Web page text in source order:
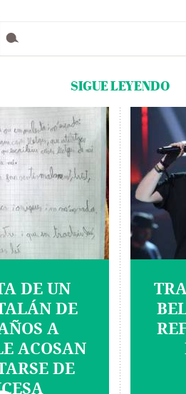
SIGUE LEYENDO
DE UN
DE
A
ACOSAN
DE